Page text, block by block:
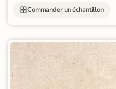
Commander un échantillon